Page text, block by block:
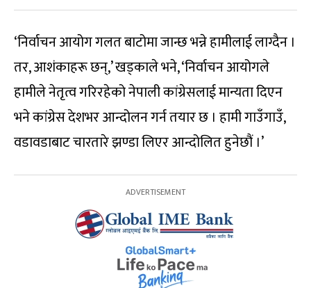
‘निर्वाचन आयोग गलत बाटोमा जान्छ भन्ने हामीलाई लाग्दैन ।
तर, आशंकाहरू छन्,’ खड्काले भने, ‘निर्वाचन आयोगले
हामीले नेतृत्व गरिरहेको नेपाली कांग्रेसलाई मान्यता दिएन
भने कांग्रेस देशभर आन्दोलन गर्न तयार छ । हामी गाउँगाउँ,
वडावडाबाट चारतारे झण्डा लिएर आन्दोलित हुनेछौं ।’